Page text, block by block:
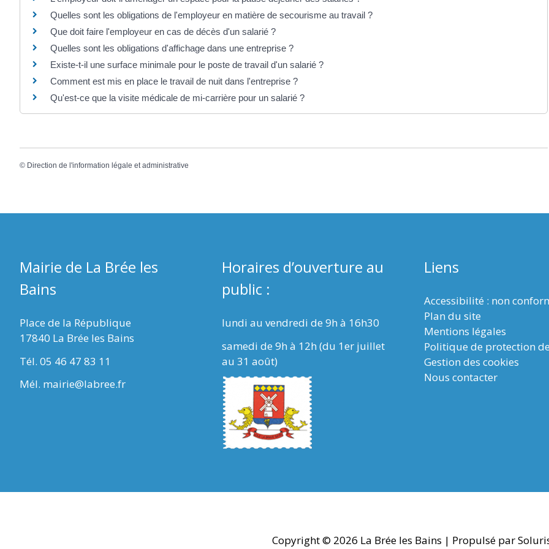
Quelles sont les obligations de l'employeur en matière de secourisme au travail ?
Que doit faire l'employeur en cas de décès d'un salarié ?
Quelles sont les obligations d'affichage dans une entreprise ?
Existe-t-il une surface minimale pour le poste de travail d'un salarié ?
Comment est mis en place le travail de nuit dans l'entreprise ?
Qu'est-ce que la visite médicale de mi-carrière pour un salarié ?
© Direction de l'information légale et administrative
Mairie de La Brée les
Bains
Place de la République
17840 La Brée les Bains
Tél. 05 46 47 83 11
Mél. mairie@labree.fr
Horaires d’ouverture au
public :
lundi au vendredi de 9h à 16h30
samedi de 9h à 12h (du 1er juillet
au 31 août)
Liens
Accessibilité : non
Plan du site
Mentions légales
Politique de protection
Gestion des cookies
Nous contacter
Copyright © 2026 La Brée les Bains | Propulsé par